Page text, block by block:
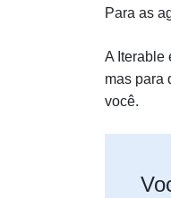
Para as
A Iterable
mas para
você.